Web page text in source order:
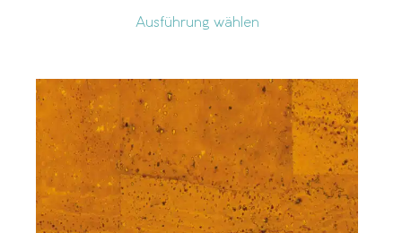
Ausführung wählen